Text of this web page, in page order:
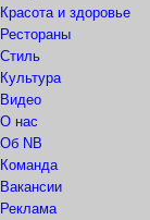
Красота и здоровье
Рестораны
Стиль
Культура
Видео
О нас
Об NB
Команда
Вакансии
Реклама